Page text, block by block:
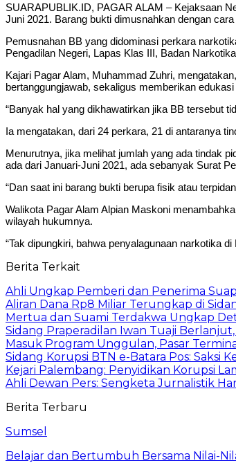
SUARAPUBLIK.ID, PAGAR ALAM – Kejaksaan
Juni 2021. Barang bukti dimusnahkan dengan
Pemusnahan BB yang didominasi perkara
Pengadilan Negeri, Lapas Klas III, Badan
Kajari Pagar Alam, Muhammad Zuhri,
bertanggungjawab, sekaligus memberikan
“Banyak hal yang dikhawatirkan jika BB tersebut
Ia mengatakan, dari 24 perkara, 21 di antaranya
Menurutnya, jika melihat jumlah yang ada tindak
ada dari Januari-Juni 2021, ada sebanyak Surat
“Dan saat ini barang bukti berupa fisik atau
Walikota Pagar Alam Alpian Maskoni
wilayah hukumnya.
“Tak dipungkiri, bahwa penyalagunaan narkotika
Berita Terkait
Ahli Ungkap Pemberi dan Penerima Suap
Aliran Dana Rp8 Miliar Terungkap di
Mertua dan Suami Terdakwa Ungkap
Sidang Praperadilan Iwan Tuaji
Masuk Program Unggulan, Pasar
Sidang Korupsi BTN e-Batara Pos: Saksi
Kejari Palembang: Penyidikan Korupsi
Ahli Dewan Pers: Sengketa Jurnalistik
Berita Terbaru
Sumsel
Belajar dan Bertumbuh Bersama Nilai-